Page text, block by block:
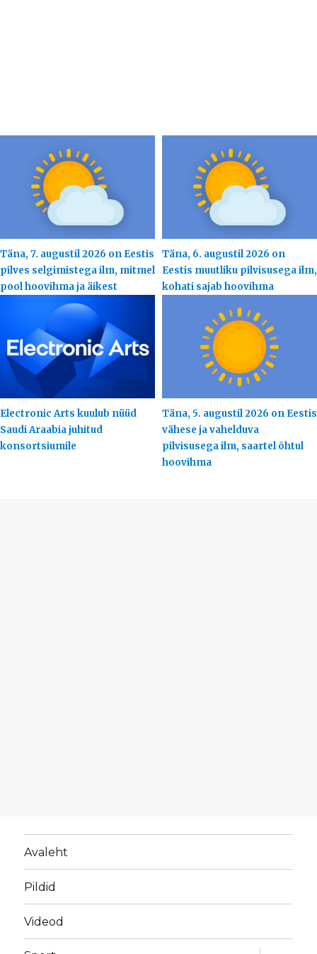
Täna, 7. augustil 2026 on Eestis
pilves selgimistega ilm, mitmel
pool hoovihma ja äikest
Täna, 6. augustil 2026 on
Eestis muutliku pilvisusega ilm,
kohati sajab hoovihma
Electronic Arts kuulub nüüd
Saudi Araabia juhitud
konsortsiumile
Täna, 5. augustil 2026 on Eestis
vähese ja vahelduva
pilvisusega ilm, saartel õhtul
hoovihma
Avaleht
Pildid
Videod